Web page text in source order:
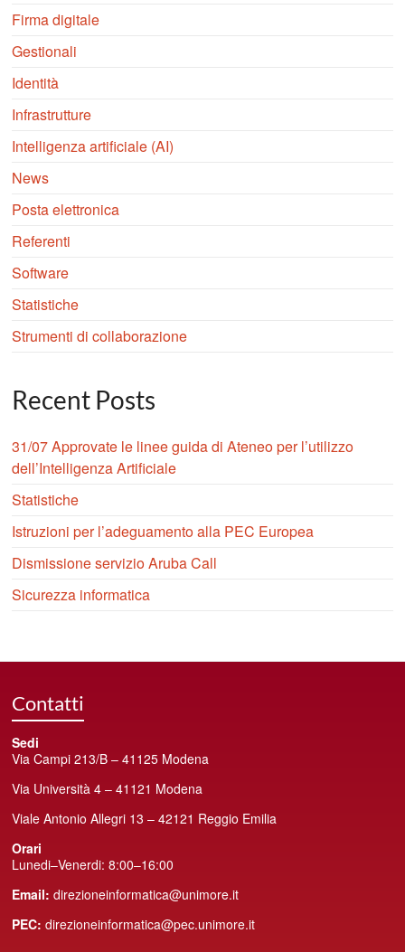
Firma digitale
Gestionali
Identità
Infrastrutture
Intelligenza artificiale (AI)
News
Posta elettronica
Referenti
Software
Statistiche
Strumenti di collaborazione
Recent Posts
31/07 Approvate le linee guida di Ateneo per l’utilizzo
dell’Intelligenza Artificiale
Statistiche
Istruzioni per l’adeguamento alla PEC Europea
Dismissione servizio Aruba Call
Sicurezza informatica
Contatti
Sedi
Via Campi 213/B – 41125 Modena
Via Università 4 – 41121 Modena
Viale Antonio Allegri 13 – 42121 Reggio Emilia
Orari
Lunedi–Venerdi: 8:00–16:00
Email:direzioneinformatica@unimore.it
PEC:direzioneinformatica@pec.unimore.it